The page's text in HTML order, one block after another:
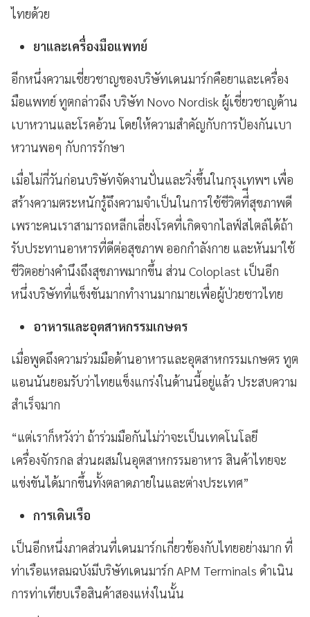
ไทยด้วย
ยาและเครื่องมือแพทย์
อีกหนึ่งความเชี่ยวชาญของบริษัทเดนมาร์กคือยาและเครื่อง
มือแพทย์ ทูตกล่าวถึง บริษัท Novo Nordisk ผู้เชี่ยวชาญด้าน
เบาหวานและโรคอ้วน โดยให้ความสำคัญกับการป้องกันเบา
หวานพอๆ กับการรักษา
เมื่อไม่กี่วันก่อนบริษัทจัดงานปั่นและวิ่งขึ้นในกรุงเทพฯ เพื่อ
สร้างความตระหนักรู้ถึงความจำเป็นในการใช้ชีวิตที่ีสุขภาพดี
เพราะคนเราสามารถหลีกเลี่ยงโรคที่เกิดจากไลฟ์สไตล์ได้ถ้า
รับประทานอาหารที่ดีต่อสุขภาพ ออกกำลังกาย และหันมาใช้
ชีวิตอย่างคำนึงถึงสุขภาพมากขึ้น ส่วน Coloplast เป็นอีก
หนึ่งบริษัทที่แข็งขันมากทำงานมากมายเพื่อผู้ป่วยชาวไทย
อาหารและอุตสาหกรรมเกษตร
เมื่อพูดถึงความร่วมมือด้านอาหารและอุตสาหกรรมเกษตร ทูต
แอนนันยอมรับว่าไทยแข็งแกร่งในด้านนี้อยู่แล้ว ประสบความ
สำเร็จมาก
“แต่เราก็หวังว่า ถ้าร่วมมือกันไม่ว่าจะเป็นเทคโนโลยี
เครื่องจักรกล ส่วนผสมในอุตสาหกรรมอาหาร สินค้าไทยจะ
แข่งขันได้มากขึ้นทั้งตลาดภายในและต่างประเทศ”
การเดินเรือ
เป็นอีกหนึ่งภาคส่วนที่เดนมาร์กเกี่ยวข้องกับไทยอย่างมาก ที่
ท่าเรือแหลมฉบังมีบริษัทเดนมาร์ก APM Terminals ดำเนิน
การท่าเทียบเรือสินค้าสองแห่งในนั้น